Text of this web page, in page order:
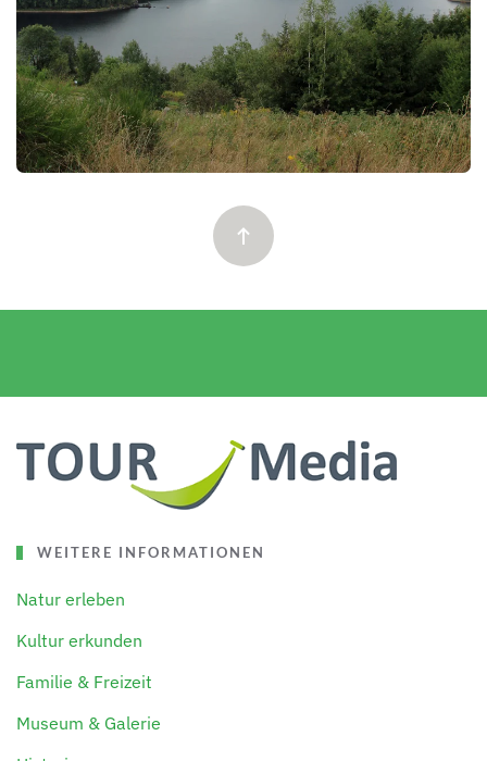
WEITERE INFORMATIONEN
Natur erleben
Kultur erkunden
Familie & Freizeit
Museum & Galerie